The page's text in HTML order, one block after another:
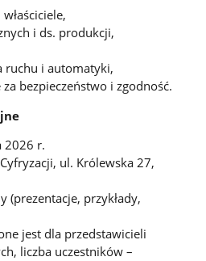
i ds. produkcji,
ruchu i automatyki,
bezpieczeństwo i zgodność.
2026 r.
ul. Królewska 27,
(prezentacje, przykłady,
jest dla przedstawicieli
liczba uczestników –